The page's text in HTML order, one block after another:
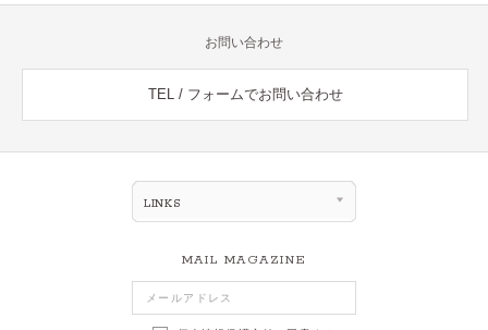
お問い合わせ
TEL / フォームでお問い合わせ
LINKS
MAIL MAGAZINE